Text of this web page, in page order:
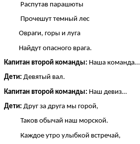
Распутав парашюты
Прочешут темный лес
Овраги, горы и луга
Найдут опасного врага.
Капитан второй команды: Наша команда…
Дети: Девятый вал.
Капитан второй команды: Наш девиз…
Дети: Друг за друга мы горой,
Таков обычай наш морской.
Каждое утро улыбкой встречай,